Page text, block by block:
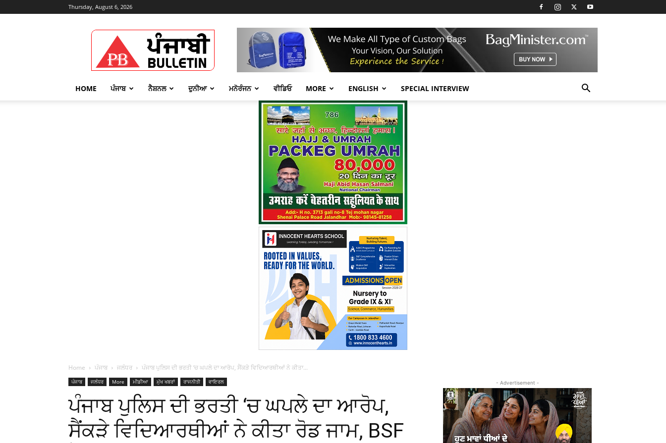
Thursday, August 6, 2026
Punjabi
Bulletin
HOME ਪੰਜਾਬ ਨੈਸ਼ਨਲ ਦੁਨੀਆ ਮਨੋਰੰਜਨ ਵੀਡਿਓ MORE ENGLISH SPECIAL INTERVIEW
Home ਪੰਜਾਬ ਜਲੰਧਰ ਪੰਜਾਬ ਪੁਲਿਸ ਦੀ ਭਰਤੀ ‘ਚ ਘਪਲੇ ਦਾ ਆਰੋਪ, ਸੈਂਕੜੇ ਵਿਦਿਆਰਥੀਆਂ ਨੇ ਕੀਤਾ...
ਪੰਜਾਬ ਜਲੰਧਰ More ਮੀਡੀਆ ਮੁੱਖ ਖਬਰਾਂ ਰਾਜਨੀਤੀ ਵਾਇਰਲ
ਪੰਜਾਬ ਪੁਲਿਸ ਦੀ ਭਰਤੀ ‘ਚ ਘਪਲੇ ਦਾ ਆਰੋਪ,
ਸੈਂਕੜੇ ਵਿਦਿਆਰਥੀਆਂ ਨੇ ਕੀਤਾ ਰੋਡ ਜਾਮ, BSF
- Advertisement -